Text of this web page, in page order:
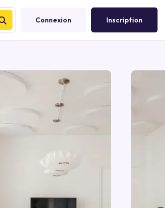
Connexion Inscription